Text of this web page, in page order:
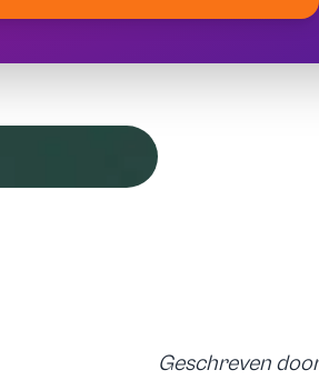
Geschreven